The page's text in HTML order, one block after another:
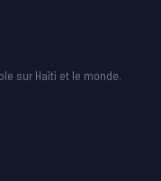
sur Haïti et le monde.